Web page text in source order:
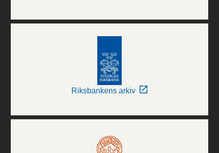
Riksbankens arkiv